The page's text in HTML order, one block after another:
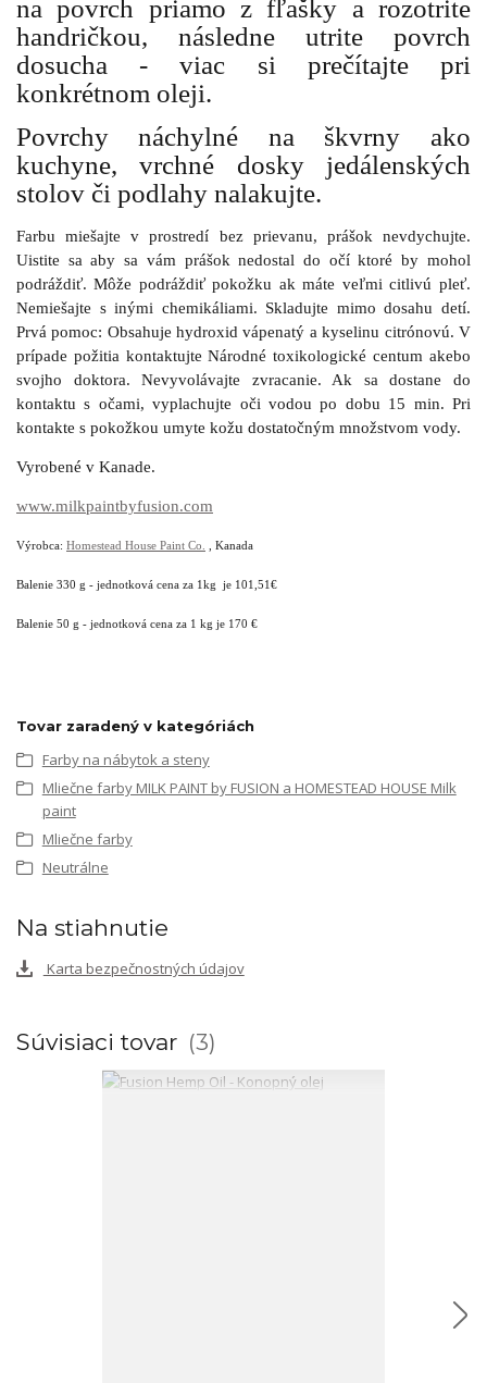
na povrch priamo z fľašky a rozotrite
handričkou, následne utrite povrch
dosucha - viac si prečítajte pri
konkrétnom oleji.
Povrchy náchylné na škvrny ako
kuchyne, vrchné dosky jedálenských
stolov či podlahy nalakujte.
Farbu miešajte v prostredí bez prievanu, prášok nevdychujte.
Uistite sa aby sa vám prášok nedostal do očí ktoré by mohol
podráždiť. Môže podráždiť pokožku ak máte veľmi citlivú pleť.
Nemiešajte s inými chemikáliami. Skladujte mimo dosahu detí.
Prvá pomoc: Obsahuje hydroxid vápenatý a kyselinu citrónovú. V
prípade požitia kontaktujte Národné toxikologické centum akebo
svojho doktora. Nevyvolávajte zvracanie. Ak sa dostane do
kontaktu s očami, vyplachujte oči vodou po dobu 15 min. Pri
kontakte s pokožkou umyte kožu dostatočným množstvom vody.
Vyrobené v Kanade.
www.milkpaintbyfusion.com
Výrobca: Homestead House Paint Co. , Kanada
Balenie 330 g - jednotková cena za 1kg je 101,51€
Balenie 50 g - jednotková cena za 1 kg je 170 €
Tovar zaradený v kategóriách
Farby na nábytok a steny
Mliečne farby MILK PAINT by FUSION a HOMESTEAD HOUSE Milk
paint
Mliečne farby
Neutrálne
Na stiahnutie
Karta bezpečnostných údajov
Súvisiaci tovar 3